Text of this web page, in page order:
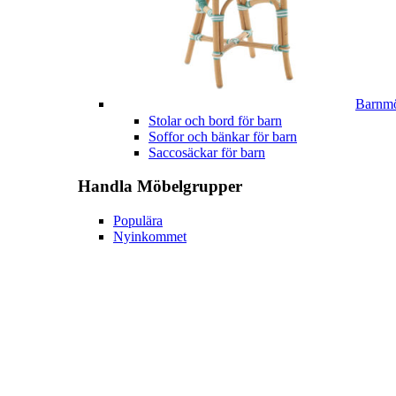
Stolar och bord för barn
Soffor och bänkar för barn
Saccosäckar för barn
Handla Möbelgrupper
Populära
Nyinkommet